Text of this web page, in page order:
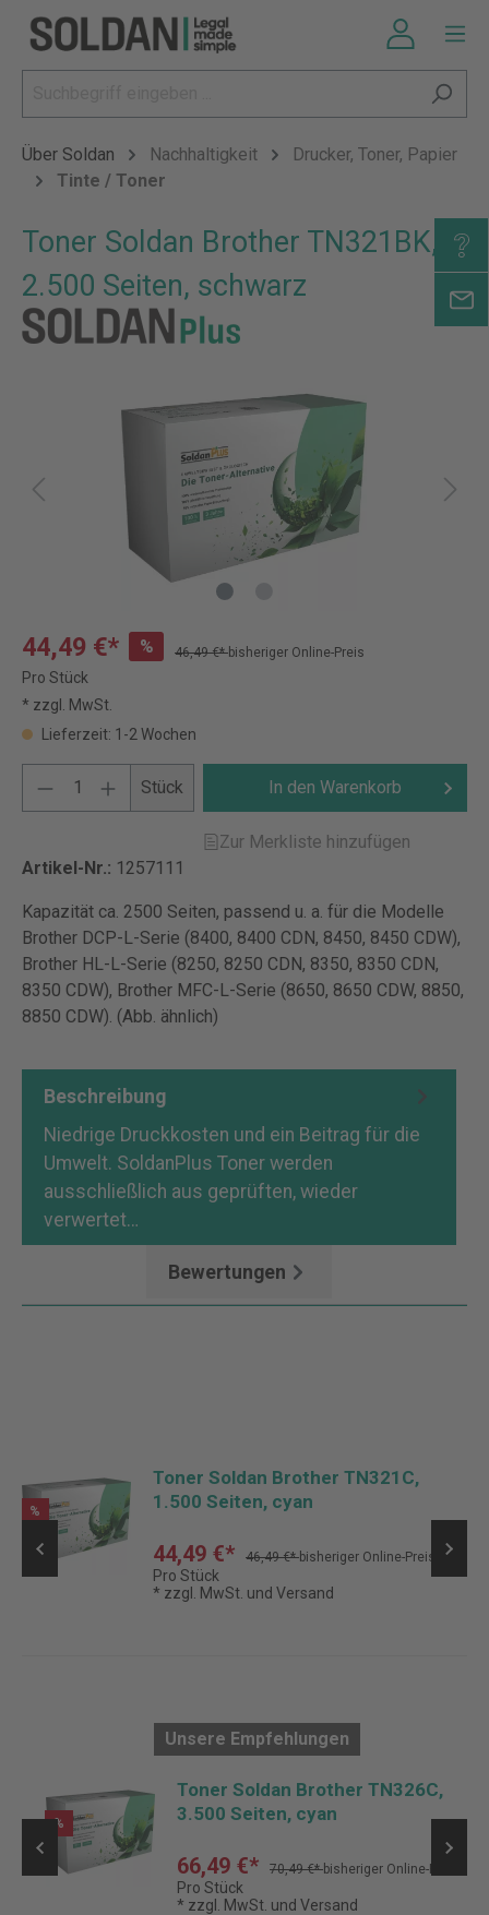
Über Soldan Nachhaltigkeit
Drucker, Toner, Papier
Tinte / Toner
Toner Soldan Brother TN321BK,
2.500 Seiten, schwarz
44,49 €* % 46,49 €*bisheriger Online-Preis
Pro Stück
* zzgl. MwSt.
Lieferzeit: 1-2 Wochen
Stück In den Warenkorb
Zur Merkliste hinzufügen
Artikel-Nr.: 1257111
Kapazität ca. 2500 Seiten, passend u. a. für die Modelle
Brother DCP-L-Serie (8400, 8400 CDN, 8450, 8450 CDW),
Brother HL-L-Serie (8250, 8250 CDN, 8350, 8350 CDN,
8350 CDW), Brother MFC-L-Serie (8650, 8650 CDW, 8850,
8850 CDW). (Abb. ähnlich)
Beschreibung
Niedrige Druckkosten und ein Beitrag für die
Umwelt. SoldanPlus Toner werden
ausschließlich aus geprüften, wieder
verwertet…
Bewertungen
%
Toner Soldan Brother TN321C,
1.500 Seiten, cyan
44,49 €* 46,49 €*bisheriger Online-Preis
Pro Stück
* zzgl. MwSt. und Versand
Unsere Empfehlungen
%
Toner Soldan Brother TN326C,
3.500 Seiten, cyan
66,49 €* 70,49 €*bisheriger Online-Preis
Pro Stück
* zzgl. MwSt. und Versand